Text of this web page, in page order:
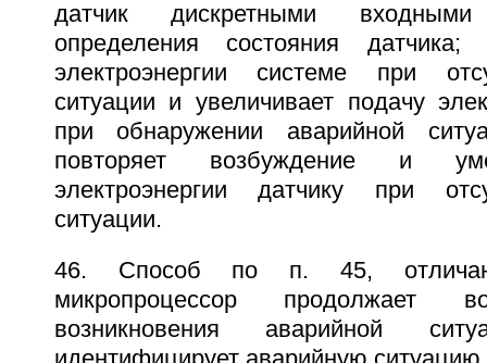
датчик дискретными
определения состояния
электроэнергии системе при
ситуации и увеличивает подачу
при обнаружении аварийной
повторяет возбуждение и
электроэнергии датчику при
ситуации.
46. Способ по п. 45,
микропроцессор продолжает
возникновения аварийной